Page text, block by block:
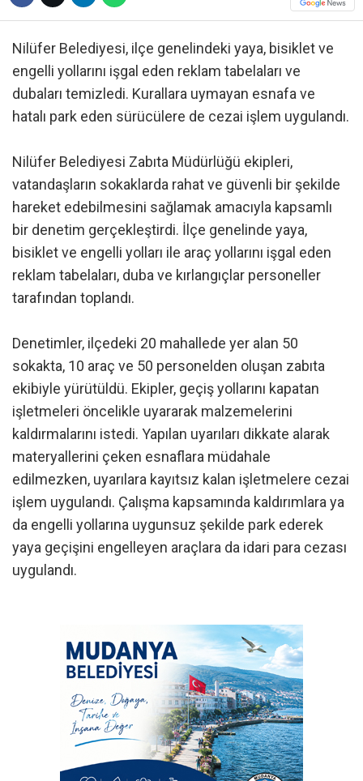
Nilüfer Belediyesi, ilçe genelindeki yaya, bisiklet ve
engelli yollarını işgal eden reklam tabelaları ve
dubaları temizledi. Kurallara uymayan esnafa ve
hatalı park eden sürücülere de cezai işlem uygulandı.
Nilüfer Belediyesi Zabıta Müdürlüğü ekipleri,
vatandaşların sokaklarda rahat ve güvenli bir şekilde
hareket edebilmesini sağlamak amacıyla kapsamlı
bir denetim gerçekleştirdi. İlçe genelinde yaya,
bisiklet ve engelli yolları ile araç yollarını işgal eden
reklam tabelaları, duba ve kırlangıçlar personeller
tarafından toplandı.
Denetimler, ilçedeki 20 mahallede yer alan 50
sokakta, 10 araç ve 50 personelden oluşan zabıta
ekibiyle yürütüldü. Ekipler, geçiş yollarını kapatan
işletmeleri öncelikle uyararak malzemelerini
kaldırmalarını istedi. Yapılan uyarıları dikkate alarak
materyallerini çeken esnaflara müdahale
edilmezken, uyarılara kayıtsız kalan işletmelere cezai
işlem uygulandı. Çalışma kapsamında kaldırımlara ya
da engelli yollarına uygunsuz şekilde park ederek
yaya geçişini engelleyen araçlara da idari para cezası
uygulandı.